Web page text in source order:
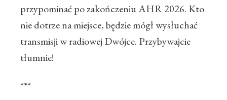
przypominać po zakończeniu AHR 2026. Kto
nie dotrze na miejsce, będzie mógł wysłuchać
transmisji w radiowej Dwójce. Przybywajcie
tłumnie!
***